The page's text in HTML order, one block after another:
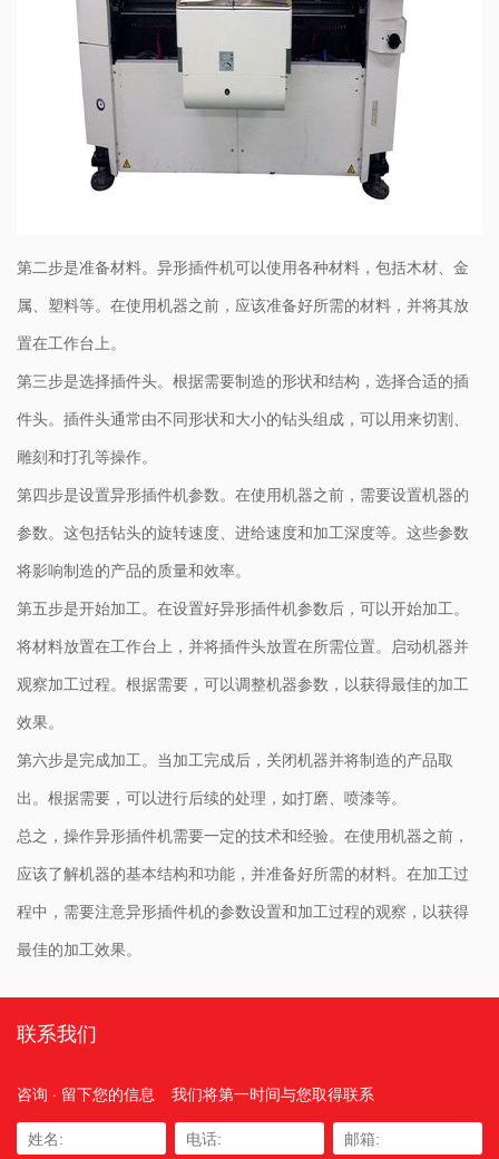
第二步是准备材料。异形插件机可以使用各种材料，包括木材、金
属、塑料等。在使用机器之前，应该准备好所需的材料，并将其放
置在工作台上。
第三步是选择插件头。根据需要制造的形状和结构，选择合适的插
件头。插件头通常由不同形状和大小的钻头组成，可以用来切割、
雕刻和打孔等操作。
第四步是设置异形插件机参数。在使用机器之前，需要设置机器的
参数。这包括钻头的旋转速度、进给速度和加工深度等。这些参数
将影响制造的产品的质量和效率。
第五步是开始加工。在设置好异形插件机参数后，可以开始加工。
将材料放置在工作台上，并将插件头放置在所需位置。启动机器并
观察加工过程。根据需要，可以调整机器参数，以获得最佳的加工
效果。
第六步是完成加工。当加工完成后，关闭机器并将制造的产品取
出。根据需要，可以进行后续的处理，如打磨、喷漆等。
总之，操作异形插件机需要一定的技术和经验。在使用机器之前，
应该了解机器的基本结构和功能，并准备好所需的材料。在加工过
程中，需要注意异形插件机的参数设置和加工过程的观察，以获得
最佳的加工效果。
联系我们
咨询 · 留下您的信息 我们将第一时间与您取得联系